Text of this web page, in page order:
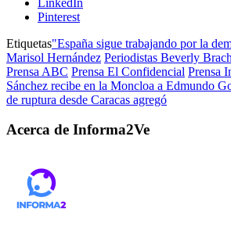
Pinterest
Etiquetas"España sigue trabajando por la
Marisol Hernández Periodistas Beverly
Prensa ABC Prensa El Confidencial Prensa
Sánchez recibe en la Moncloa a Edmundo
de ruptura desde Caracas agregó
Acerca de Informa2Ve